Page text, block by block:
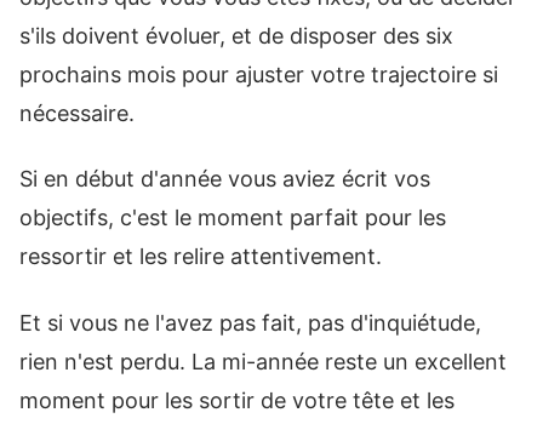
s'ils doivent évoluer, et de disposer des six
prochains mois pour ajuster votre trajectoire si
nécessaire.
Si en début d'année vous aviez écrit vos
objectifs, c'est le moment parfait pour les
ressortir et les relire attentivement.
Et si vous ne l'avez pas fait, pas d'inquiétude,
rien n'est perdu. La mi-année reste un excellent
moment pour les sortir de votre tête et les